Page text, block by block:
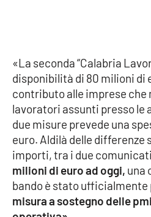
Good Morning Vietnam
Parchi Marini Calabria
Leggendo Alvaro insieme
Imprese Di Calabria
Le perfidie di Antonella
«La seconda “Calabria
disponibilità di 80 milioni di
contributo alle imprese che
lavoratori assunti presso le
due misure prevede una
euro. Aldilà delle
importi, tra i due comunicati
milioni di euro ad oggi, una
bando è stato ufficialmente
misura a sostegno delle